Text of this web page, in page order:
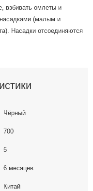
взбивать омлеты и
(малым и
Насадки отсоединяются
Чёрный
700
5
6 месяцев
Китай